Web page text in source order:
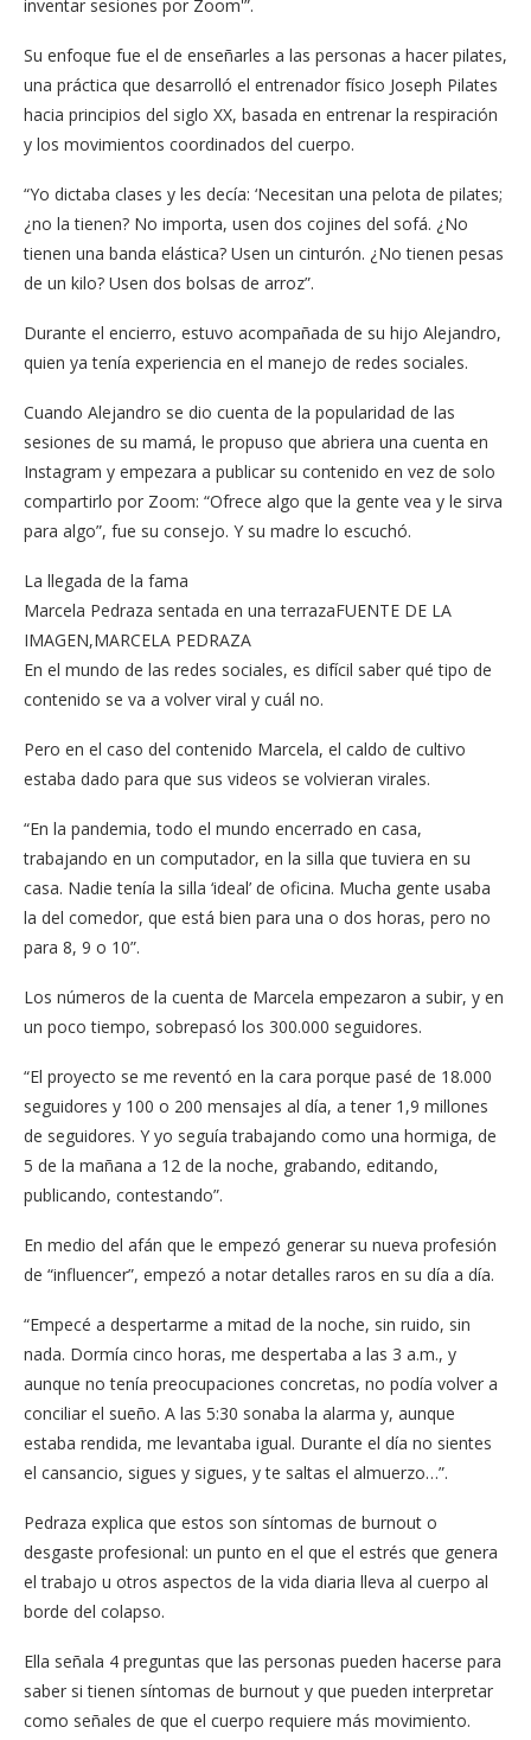
inventar sesiones por Zoom'”.
Su enfoque fue el de enseñarles a las personas a hacer pilates,
una práctica que desarrolló el entrenador físico Joseph Pilates
hacia principios del siglo XX, basada en entrenar la respiración
y los movimientos coordinados del cuerpo.
“Yo dictaba clases y les decía: ‘Necesitan una pelota de pilates;
¿no la tienen? No importa, usen dos cojines del sofá. ¿No
tienen una banda elástica? Usen un cinturón. ¿No tienen pesas
de un kilo? Usen dos bolsas de arroz”.
Durante el encierro, estuvo acompañada de su hijo Alejandro,
quien ya tenía experiencia en el manejo de redes sociales.
Cuando Alejandro se dio cuenta de la popularidad de las
sesiones de su mamá, le propuso que abriera una cuenta en
Instagram y empezara a publicar su contenido en vez de solo
compartirlo por Zoom: “Ofrece algo que la gente vea y le sirva
para algo”, fue su consejo. Y su madre lo escuchó.
La llegada de la fama
Marcela Pedraza sentada en una terrazaFUENTE DE LA
IMAGEN,MARCELA PEDRAZA
En el mundo de las redes sociales, es difícil saber qué tipo de
contenido se va a volver viral y cuál no.
Pero en el caso del contenido Marcela, el caldo de cultivo
estaba dado para que sus videos se volvieran virales.
“En la pandemia, todo el mundo encerrado en casa,
trabajando en un computador, en la silla que tuviera en su
casa. Nadie tenía la silla ‘ideal’ de oficina. Mucha gente usaba
la del comedor, que está bien para una o dos horas, pero no
para 8, 9 o 10”.
Los números de la cuenta de Marcela empezaron a subir, y en
un poco tiempo, sobrepasó los 300.000 seguidores.
“El proyecto se me reventó en la cara porque pasé de 18.000
seguidores y 100 o 200 mensajes al día, a tener 1,9 millones
de seguidores. Y yo seguía trabajando como una hormiga, de
5 de la mañana a 12 de la noche, grabando, editando,
publicando, contestando”.
En medio del afán que le empezó generar su nueva profesión
de “influencer”, empezó a notar detalles raros en su día a día.
“Empecé a despertarme a mitad de la noche, sin ruido, sin
nada. Dormía cinco horas, me despertaba a las 3 a.m., y
aunque no tenía preocupaciones concretas, no podía volver a
conciliar el sueño. A las 5:30 sonaba la alarma y, aunque
estaba rendida, me levantaba igual. Durante el día no sientes
el cansancio, sigues y sigues, y te saltas el almuerzo…”.
Pedraza explica que estos son síntomas de burnout o
desgaste profesional: un punto en el que el estrés que genera
el trabajo u otros aspectos de la vida diaria lleva al cuerpo al
borde del colapso.
Ella señala 4 preguntas que las personas pueden hacerse para
saber si tienen síntomas de burnout y que pueden interpretar
como señales de que el cuerpo requiere más movimiento.